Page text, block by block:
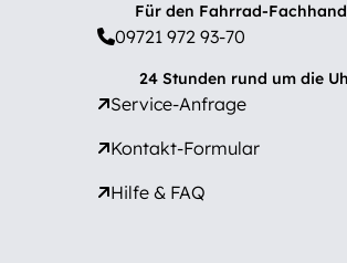
Für den Fahrrad-
09721 972 93-70
24 Stunden rund um die
Service-Anfrage
Kontakt-Formular
Hilfe & FAQ